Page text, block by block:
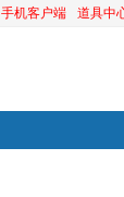
手机客户端 道具中